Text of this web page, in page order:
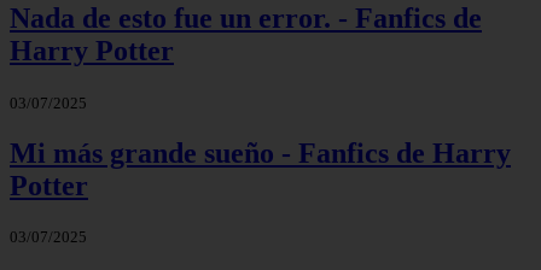
Nada de esto fue un error. - Fanfics de
Harry Potter
03/07/2025
Mi más grande sueño - Fanfics de Harry
Potter
03/07/2025